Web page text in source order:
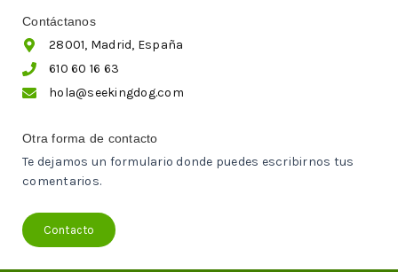
Contáctanos
28001, Madrid, España
610 60 16 63
hola@seekingdog.com
Otra forma de contacto
Te dejamos un formulario donde puedes escribirnos tus
comentarios.
Contacto